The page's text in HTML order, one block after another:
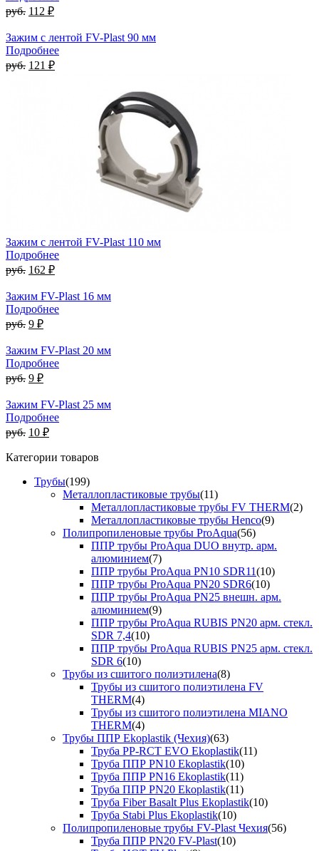
руб. 112 ₽
Зажим с лентой FV-Plast 90 мм
Подробнее
руб. 121 ₽
Зажим с лентой FV-Plast 110 мм
Подробнее
руб. 162 ₽
Зажим FV-Plast 16 мм
Подробнее
руб. 9 ₽
Зажим FV-Plast 20 мм
Подробнее
руб. 9 ₽
Зажим FV-Plast 25 мм
Подробнее
руб. 10 ₽
Категории товаров
Трубы(199)
Металлопластиковые трубы(11)
Металлопластиковые трубы FV THERM(2)
Металлопластиковые трубы Henco(9)
Полипропиленовые трубы ProAqua(56)
ППР трубы ProAqua DUO внутр. арм.
алюминием(7)
ППР трубы ProAqua PN10 SDR11(10)
ППР трубы ProAqua PN20 SDR6(10)
ППР трубы ProAqua PN25 внешн. арм.
алюминием(9)
ППР трубы ProAqua RUBIS PN20 арм. стекл.
SDR 7,4(10)
ППР трубы ProAqua RUBIS PN25 арм. стекл.
SDR 6(10)
Трубы из сшитого полиэтилена(8)
Трубы из сшитого полиэтилена FV
THERM(4)
Трубы из сшитого полиэтилена MIANO
THERM(4)
Трубы ППР Ekoplastik (Чехия)(63)
Труба PP-RCT EVO Ekoplastik(11)
Труба ППР PN10 Ekoplastik(10)
Труба ППР PN16 Ekoplastik(11)
Труба ППР PN20 Ekoplastik(11)
Труба Fiber Basalt Plus Ekoplastik(10)
Труба Stabi Plus Ekoplastik(10)
Полипропиленовые трубы FV-Plast Чехия(56)
Труба ППР PN20 FV-Plast(10)